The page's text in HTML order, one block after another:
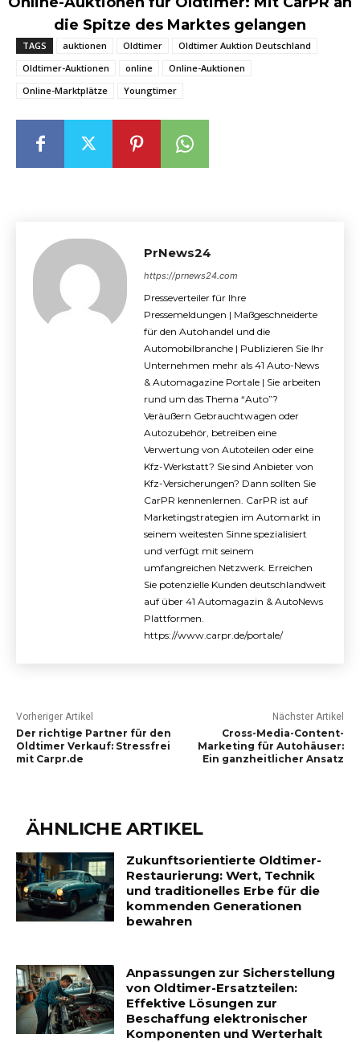
die Spitze des Marktes gelangen
TAGS auktionen Oldtimer
Oldtimer Auktion Deutschland
Oldtimer-Auktionen
online
Online-Auktionen
Online-Marktplätze
Youngtimer
PrNews24
https://prnews24.com
Presseverteiler für Ihre
Pressemeldungen | Maßgeschneiderte
für den Autohandel und die
Automobilbranche | Publizieren Sie Ihr
Unternehmen mehr als 41 Auto-News
& Automagazine Portale | Sie arbeiten
rund um das Thema “Auto”?
Veräußern Gebrauchtwagen oder
Autozubehör, betreiben eine
Verwertung von Autoteilen oder eine
Kfz-Werkstatt? Sie sind Anbieter von
Kfz-Versicherungen? Dann sollten Sie
CarPR kennenlernen. CarPR ist auf
Marketingstrategien im Automarkt in
seinem weitesten Sinne spezialisiert
und verfügt mit seinem
umfangreichen Netzwerk. Erreichen
Sie potenzielle Kunden deutschlandweit
auf über 41 Automagazin & AutoNews
Plattformen.
https://www.carpr.de/portale/
Vorheriger Artikel
Der richtige Partner für den
Oldtimer Verkauf: Stressfrei
mit Carpr.de
Nächster Artikel
Cross-Media-Content-
Marketing für Autohäuser:
Ein ganzheitlicher Ansatz
ÄHNLICHE ARTIKEL
Zukunftsorientierte Oldtimer-
Restaurierung: Wert, Technik
und traditionelles Erbe für die
kommenden Generationen
bewahren
Anpassungen zur Sicherstellung
von Oldtimer-Ersatzteilen:
Effektive Lösungen zur
Beschaffung elektronischer
Komponenten und Werterhalt